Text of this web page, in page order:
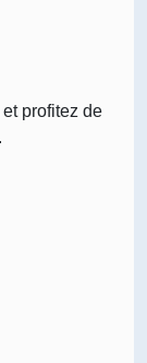
profitez de